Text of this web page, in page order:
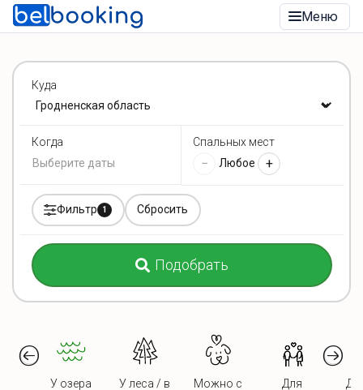
Меню
Куда
Когда Спальных мест
− Любое +
Фильтр 1 Сбросить
Подобрать
У озера
У леса / в
Можно с
Для